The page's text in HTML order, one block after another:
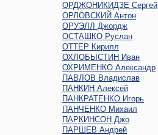
ОРДЖОНИКИДЗЕ Сергей
ОРЛОВСКИЙ Антон
ОРУЭЛЛ Джордж
ОСТАШКО Руслан
ОТТЕР Кирилл
ОХЛОБЫСТИН Иван
ОХРИМЕНКО Александр
ПАВЛОВ Владислав
ПАНКИН Алексей
ПАНКРАТЕНКО Игорь
ПАНЧЕНКО Михаил
ПАРКИНСОН Джо
ПАРШЕВ Андрей